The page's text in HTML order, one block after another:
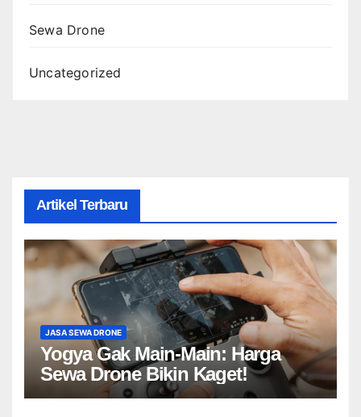
Sewa Drone
Uncategorized
Artikel Terbaru
JASA SEWA DRONE
Yogya Gak Main-Main: Harga
Sewa Drone Bikin Kaget!